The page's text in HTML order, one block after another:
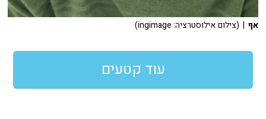
אף | (צילום אילוסטרציה: ingimage)
עוד קטעים